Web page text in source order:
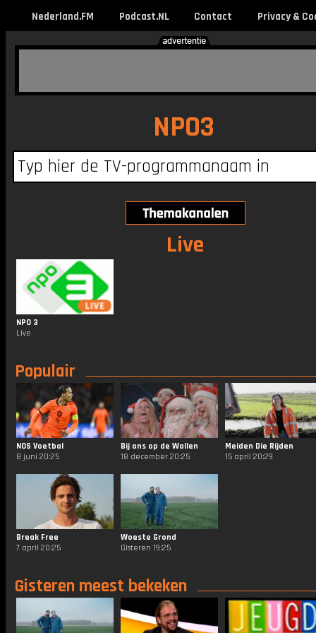
Nederland.FM Podcast.NL Contact Privacy &
NPO3
Live
NPO 3
Live
Populair
NOS Voetbal
8 juni 20:25
Bij ons op de Wallen
18 december 20:25
Meiden Die Rijden
15 april 20:29
Break Free
7 april 20:25
Woeste Grond
Gisteren 19:25
Gisteren meest bekeken